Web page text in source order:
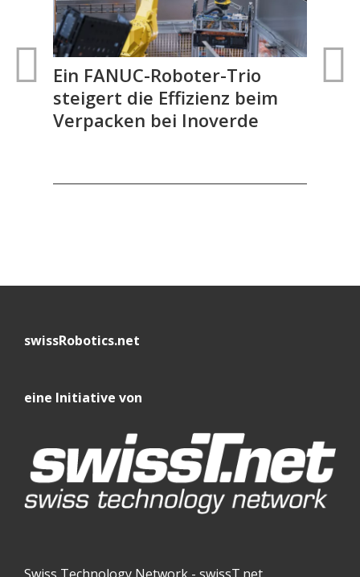
Ein FANUC-Roboter-Trio
steigert die Effizienz beim
Verpacken bei Inoverde
swissRobotics.net
eine Initiative von